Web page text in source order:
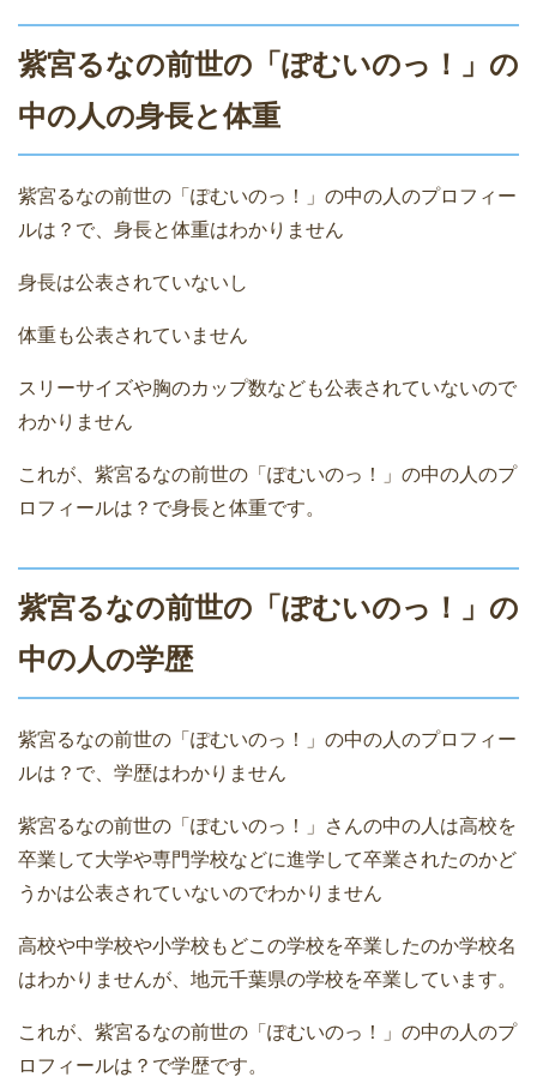
紫宮るなの前世の「ぽむいのっ！」の
中の人の身長と体重
紫宮るなの前世の「ぽむいのっ！」の中の人のプロフィー
ルは？で、身長と体重はわかりません
身長は公表されていないし
体重も公表されていません
スリーサイズや胸のカップ数なども公表されていないので
わかりません
これが、紫宮るなの前世の「ぽむいのっ！」の中の人のプ
ロフィールは？で身長と体重です。
紫宮るなの前世の「ぽむいのっ！」の
中の人の学歴
紫宮るなの前世の「ぽむいのっ！」の中の人のプロフィー
ルは？で、学歴はわかりません
紫宮るなの前世の「ぽむいのっ！」さんの中の人は高校を
卒業して大学や専門学校などに進学して卒業されたのかど
うかは公表されていないのでわかりません
高校や中学校や小学校もどこの学校を卒業したのか学校名
はわかりませんが、地元千葉県の学校を卒業しています。
これが、紫宮るなの前世の「ぽむいのっ！」の中の人のプ
ロフィールは？で学歴です。